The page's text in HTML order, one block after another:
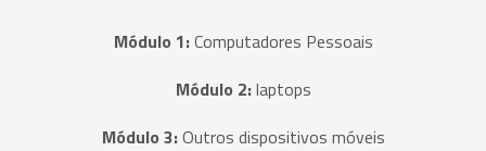
Módulo 1:Computadores Pessoais
Módulo 2:laptops
Módulo 3:Outros dispositivos móveis